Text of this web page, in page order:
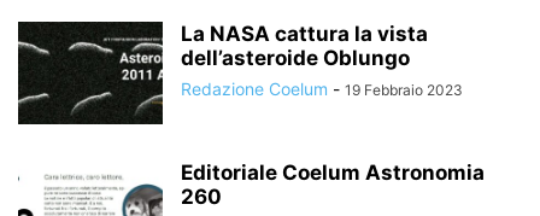
La NASA cattura la vista
dell’asteroide Oblungo
Redazione Coelum - 19 Febbraio 2023
Editoriale Coelum Astronomia
260